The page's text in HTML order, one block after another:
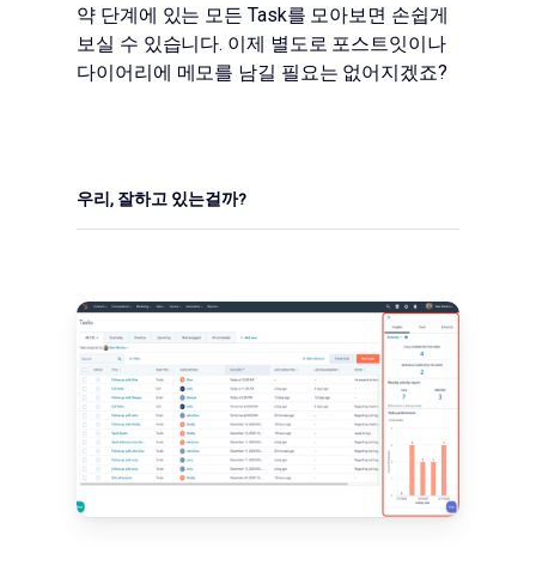
약 단계에 있는 모든 Task를 모아보면 손쉽게
보실 수 있습니다. 이제 별도로 포스트잇이나
다이어리에 메모를 남길 필요는 없어지겠죠?
우리, 잘하고 있는걸까?